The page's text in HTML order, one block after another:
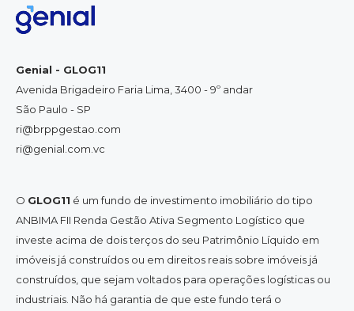
Genial - GLOG11
Avenida Brigadeiro Faria Lima, 3400 - 9º andar
São Paulo - SP
ri@brppgestao.com
ri@genial.com.vc
O GLOG11 é um fundo de investimento imobiliário do tipo
ANBIMA FII Renda Gestão Ativa Segmento Logístico que
investe acima de dois terços do seu Patrimônio Líquido em
imóveis já construídos ou em direitos reais sobre imóveis já
construídos, que sejam voltados para operações logísticas ou
industriais. Não há garantia de que este fundo terá o